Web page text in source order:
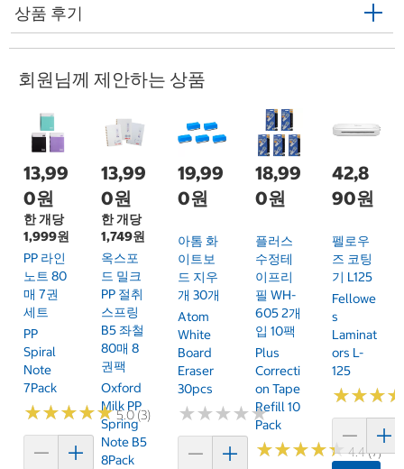
상품 후기
회원님께 제안하는 상품
13,99
0원
한 개당
1,999원
PP 라인
노트 80
매 7권
세트
PP
Spiral
Note
7Pack
★★★★★
★★★★★5.0 (3)
13,99
0원
한 개당
1,749원
옥스포
드 밀크
PP 절취
스프링
B5 좌철
80매 8
권팩
Oxford
Milk PP
Spring
Note B5
8Pack
19,99
0원
아톰 화
이트보
드 지우
개 30개
Atom
White
Board
Eraser
30pcs
★★★★★
★★★★★
18,99
0원
플러스
수정테
이프리
필 WH-
605 2개
입 10팩
Plus
Correcti
On Tape
Refill 10
Pack
★★★★★
★★★★★4.4 (7)
42,8
90원
펠로우
즈 코팅
기 L125
Fellowe
S
Laminat
Ors L-
125
★★★
★★★